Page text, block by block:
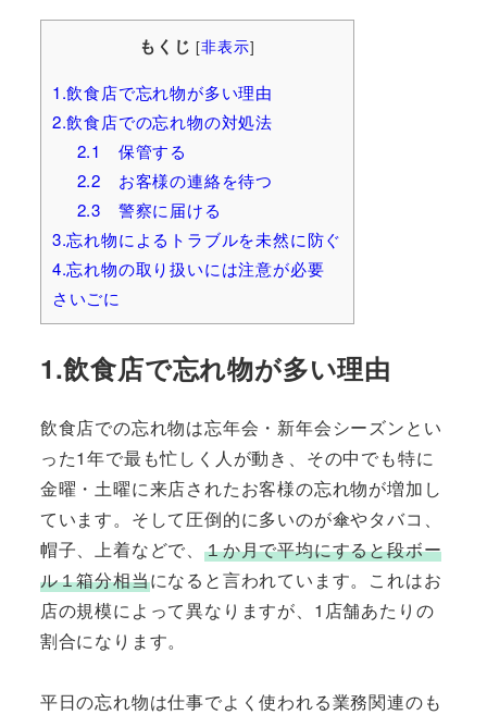
もくじ [非表示]
1.飲食店で忘れ物が多い理由
2.飲食店での忘れ物の対処法
2.1 保管する
2.2 お客様の連絡を待つ
2.3 警察に届ける
3.忘れ物によるトラブルを未然に防ぐ
4.忘れ物の取り扱いには注意が必要
さいごに
1.飲食店で忘れ物が多い理由
飲食店での忘れ物は忘年会・新年会シーズンとい
った1年で最も忙しく人が動き、その中でも特に
金曜・土曜に来店されたお客様の忘れ物が増加し
ています。そして圧倒的に多いのが傘やタバコ、
帽子、上着などで、 １か月で平均にすると段ボー
ル１箱分相当になると言われています。これはお
店の規模によって異なりますが、1店舗あたりの
割合になります。
平日の忘れ物は仕事でよく使われる業務関連のも